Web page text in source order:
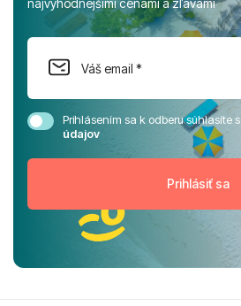
najvýhodnejšími cenami a zľavami
Prihlásením sa k odberu súhlasíte s
údajov